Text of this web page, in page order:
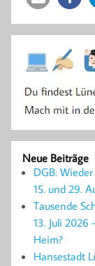
Neue Beiträge
DGB:
15. und 29.
Tausende
13. Juli 2026
Heim?
Hansestadt